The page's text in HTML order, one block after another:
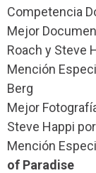
Competencia
Mejor
Roach y Steve
Mención
Berg
Mejor
Steve Happi por
Mención
of Paradise